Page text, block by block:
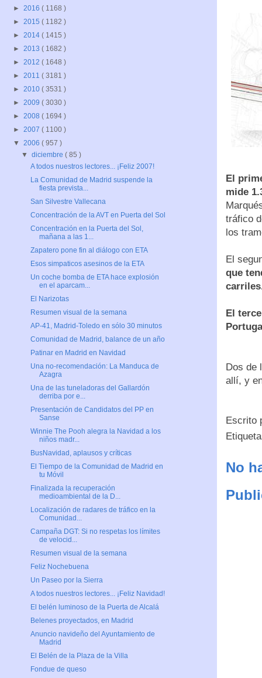
El
mide
tráfico
los
El
que
El
Dos de
allí, y
Escrito
No
► 2016 ( 1168 )
► 2015 ( 1182 )
► 2014 ( 1415 )
► 2013 ( 1682 )
► 2012 ( 1648 )
► 2011 ( 3181 )
► 2010 ( 3531 )
► 2009 ( 3030 )
► 2008 ( 1694 )
► 2007 ( 1100 )
▼ 2006 ( 957 )
▼diciembre( 85 )
A todos nuestros lectores... ¡Feliz 2007!
La Comunidad de Madrid suspende la
fiesta prevista...
San Silvestre Vallecana
Concentración de la AVT en Puerta del Sol
Concentración en la Puerta del Sol,
mañana a las 1...
Zapatero pone fin al diálogo con ETA
Esos simpaticos asesinos de la ETA
Un coche bomba de ETA hace explosión
en el aparcam...
El Narizotas
Resumen visual de la semana
AP-41, Madrid-Toledo en sólo 30 minutos
Comunidad de Madrid, balance de un año
Patinar en Madrid en Navidad
Una no-recomendación: La Manduca de
Azagra
Una de las tuneladoras del Gallardón
derriba por e...
Presentación de Candidatos del PP en
Sanse
Winnie The Pooh alegra la Navidad a los
niños madr...
BusNavidad, aplausos y críticas
El Tiempo de la Comunidad de Madrid en
tu Móvil
Finalizada la recuperación
medioambiental de la D...
Localización de radares de tráfico en la
Comunidad...
Campaña DGT: Si no respetas los límites
de velocid...
Resumen visual de la semana
Feliz Nochebuena
Un Paseo por la Sierra
A todos nuestros lectores... ¡Feliz Navidad!
El belén luminoso de la Puerta de Alcalá
Belenes proyectados, en Madrid
Anuncio navideño del Ayuntamiento de
Madrid
El Belén de la Plaza de la Villa
Fondue de queso